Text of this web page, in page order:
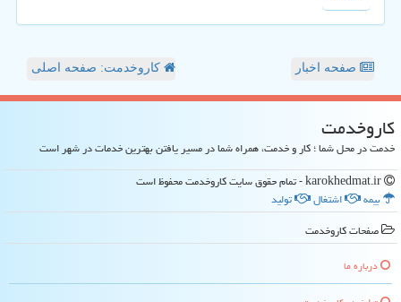
صفحه اخبار کاروخدمت: صفحه اصلی
كاروخدمت
خدمت در محل شما ؛ کار و خدمت، همراه شما در مسیر یافتن بهترین خدمات در شهر است
بیمه
اشتغال
تولید
صفحات كاروخدمت
درباره ما